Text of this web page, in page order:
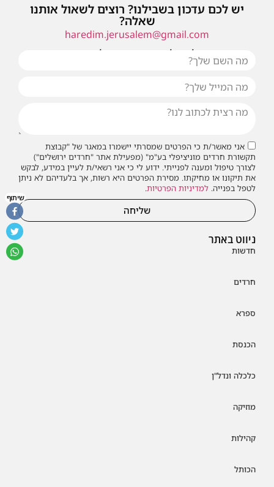
ניווט באתר
חדשות
חרדים
ספרא
הכנסת
כלכלה ונדל"ן
מוזיקה
קהילות
הכותל
יש לכם עדכון בשבילנו? רוצים לשאול אותנו
שאלה?
haredim.jerusalem@gmail.com
או שילחו אלינו פנייה ונחזור אליכם בהקדם
אני מאשר/ת כי הפרטים שמסרתי יישמרו במאגר של "קבוצת
תקשורת חרדים מוניציפלי בע"מ" (מפעילת אתר "חרדים ירושלים")
לצורך טיפול ומענה לפנייתי. ידוע לי כי אני רשאי/ת לעיין במידע, לבקש
את תיקונו או מחיקתו. מסירת הפרטים היא רשות, אך בלעדיהם לא ניתן
לטפל בפנייה. למדיניות הפרטיות.
שליחה
שיתוף